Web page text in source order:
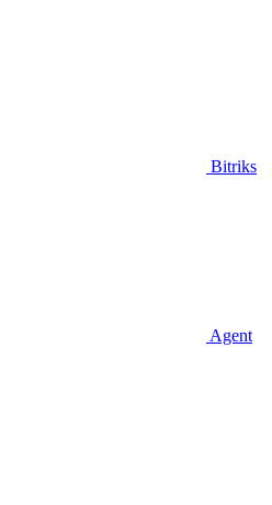
Bitriks
Agent